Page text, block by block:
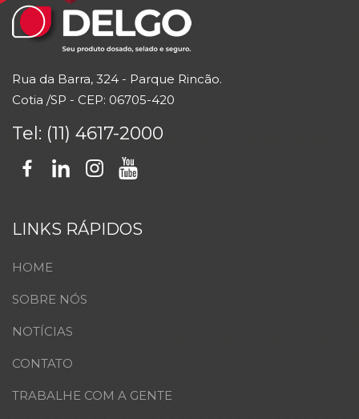
Rua da Barra, 324 - Parque Rincão.
Cotia /SP - CEP: 06705-420
Tel: (11) 4617-2000
LINKS RÁPIDOS
HOME
SOBRE NÓS
NOTÍCIAS
CONTATO
TRABALHE COM A GENTE